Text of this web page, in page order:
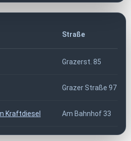
Straße
Grazerst. 85
Grazer Straße 97
Kraftdiesel Am Bahnhof 33